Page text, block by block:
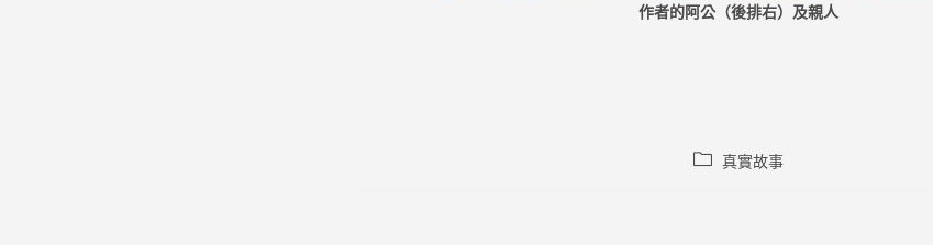
作者的阿公（後排右）及親人
Post真實故事